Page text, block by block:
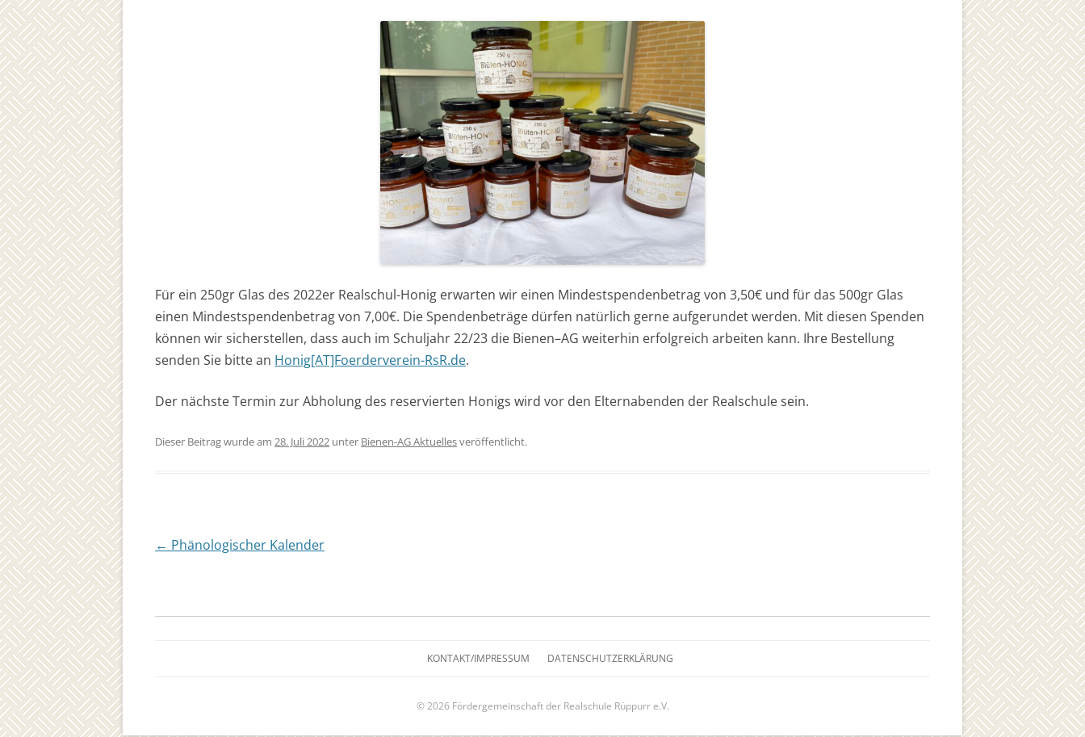
FISCHERTECHNIK-AG
BIENEN-AG
MUSICAL ARTS PROJECT
(„LOCKED UP“)
PIZZAOFEN
Für ein 250gr Glas des 2022er Realschul-Honig erwarten wir einen Mindestspendenbetrag von 3,50€ und für das 500gr Glas
einen Mindestspendenbetrag von 7,00€. Die Spendenbeträge dürfen natürlich gerne aufgerundet werden. Mit diesen Spenden
können wir sicherstellen, dass auch im Schuljahr 22/23 die Bienen–AG weiterhin erfolgreich arbeiten kann. Ihre Bestellung
senden Sie bitte an Honig[AT]Foerderverein-RsR.de.
Der nächste Termin zur Abholung des reservierten Honigs wird vor den Elternabenden der Realschule sein.
Dieser Beitrag wurde am 28. Juli 2022 unter Bienen-AG Aktuellesveröffentlicht.
Beitragsnavigation
← Phänologischer Kalender
KONTAKT/IMPRESSUM DATENSCHUTZERKLÄRUNG
© 2026 Fördergemeinschaft der Realschule Rüppurr e.V.